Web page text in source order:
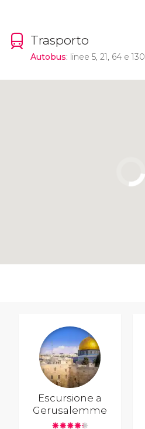
Trasporto
Autobus: linee 5, 21, 64 e 130.
Escursione a
Gerusalemme